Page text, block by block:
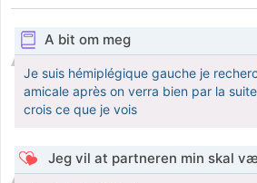
A bit om meg
Je suis hémiplégique gauche je
amicale après on verra bien par la
crois ce que je vois
Jeg vil at partneren min skal